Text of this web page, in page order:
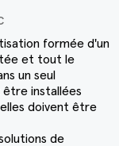
formée d'un
et tout le
un seul
installées
doivent être
de